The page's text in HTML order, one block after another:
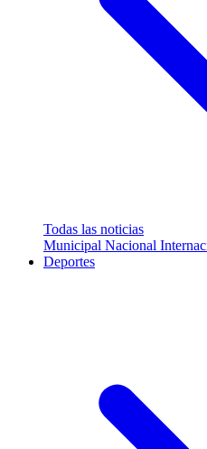
Todas las noticias
Municipal Nacional
Deportes